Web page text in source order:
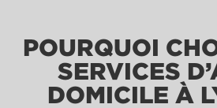
POURQUOI
SERVICES
DOMICILE À